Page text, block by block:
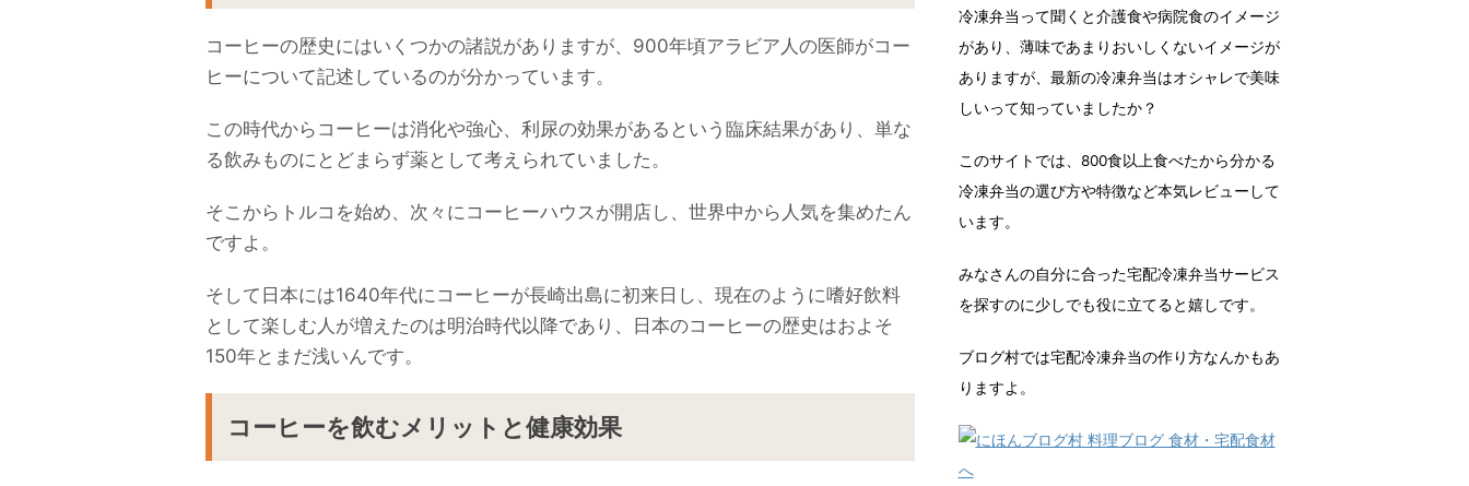
コーヒーの歴史にはいくつかの諸説がありますが、900年頃アラビア人の医師がコー
ヒーについて記述しているのが分かっています。
この時代からコーヒーは消化や強心、利尿の効果があるという臨床結果があり、単な
る飲みものにとどまらず薬として考えられていました。
そこからトルコを始め、次々にコーヒーハウスが開店し、世界中から人気を集めたん
ですよ。
そして日本には1640年代にコーヒーが長崎出島に初来日し、現在のように嗜好飲料
として楽しむ人が増えたのは明治時代以降であり、日本のコーヒーの歴史はおよそ
150年とまだ浅いんです。
コーヒーを飲むメリットと健康効果
冷凍弁当って聞くと介護食や病院食のイメージ
があり、薄味であまりおいしくないイメージが
ありますが、最新の冷凍弁当はオシャレで美味
しいって知っていましたか？
このサイトでは、800食以上食べたから分かる
冷凍弁当の選び方や特徴など本気レビューして
います。
みなさんの自分に合った宅配冷凍弁当サービス
を探すのに少しでも役に立てると嬉しです。
ブログ村では宅配冷凍弁当の作り方なんかもあ
りますよ。